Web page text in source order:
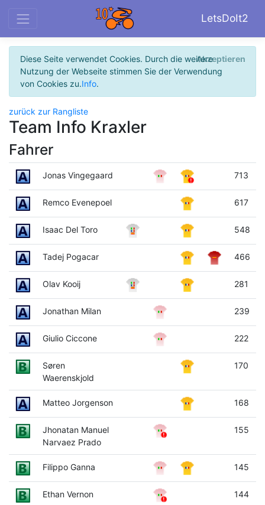
LetsDoIt2
Diese Seite verwendet Cookies. Durch die weitere
Nutzung der Webseite stimmen Sie der Verwendung
von Cookies zu.Info.
Akzeptieren
zurück zur Rangliste
Team Info Kraxler
Fahrer
Jonas Vingegaard 713
Remco Evenepoel 617
Isaac Del Toro 548
Tadej Pogacar 466
Olav Kooij 281
Jonathan Milan 239
Giulio Ciccone 222
Søren
Waerenskjold
170
Matteo Jorgenson 168
Jhonatan Manuel
Narvaez Prado
155
Filippo Ganna 145
Ethan Vernon 144